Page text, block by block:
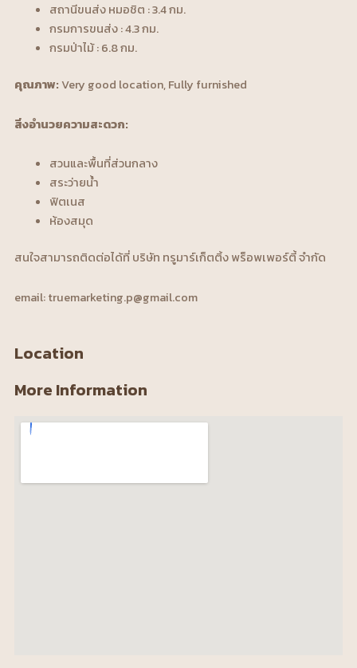
สถานีขนส่ง หมอชิต : 3.4 กม.
กรมการขนส่ง : 4.3 กม.
กรมป่าไม้ : 6.8 กม.
คุณภาพ: Very good location, Fully furnished
สิ่งอำนวยความสะดวก:
สวนและพื้นที่ส่วนกลาง
สระว่ายน้ำ
ฟิตเนส
ห้องสมุด
สนใจสามารถติดต่อได้ที่ บริษัท ทรูมาร์เก็ตติ้ง พร็อพเพอร์ตี้ จำกัด
email: truemarketing.p@gmail.com
Location
More Information